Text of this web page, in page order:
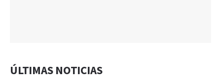
ÚLTIMAS NOTICIAS